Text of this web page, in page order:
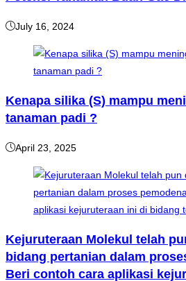
July 16, 2024
Kenapa silika (S) mampu
tanaman padi ?
April 23, 2025
Kejuruteraan Molekul telah
bidang pertanian dalam
Beri contoh cara aplikasi